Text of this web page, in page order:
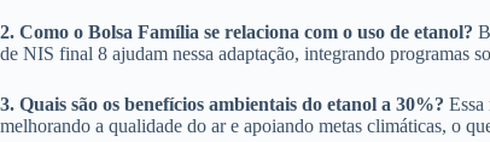
2. Como o Bolsa Família se relaciona com o uso de etanol?
de NIS final 8 ajudam nessa adaptação, integrando programas
3. Quais são os benefícios ambientais do etanol a 30%?
melhorando a qualidade do ar e apoiando metas climáticas, o